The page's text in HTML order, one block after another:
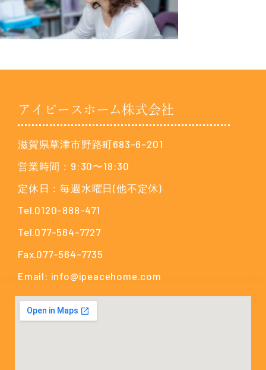
アイピースホーム株式会社
滋賀県草津市野路町683-6-201
営業時間：9:30〜18:30
定休日：毎週水曜日(他不定休)
Tel.0120-888-471
Tel.077-564-7727
Fax.077-564-7735
Email: info@ipeacehome.com